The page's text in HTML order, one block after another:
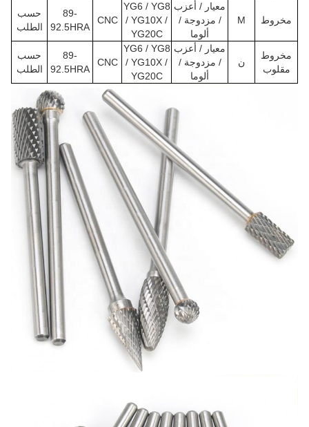
مخروط M
معيار / أعزب
/ مزدوجة /
ألوما
YG6 / YG8
/ YG10X /
YG20C
CNC
89-
92.5HRA
حسب
الطلب
مخروط
مقلوب
ن
معيار / أعزب
/ مزدوجة /
ألوما
YG6 / YG8
/ YG10X /
YG20C
CNC
89-
92.5HRA
حسب
الطلب